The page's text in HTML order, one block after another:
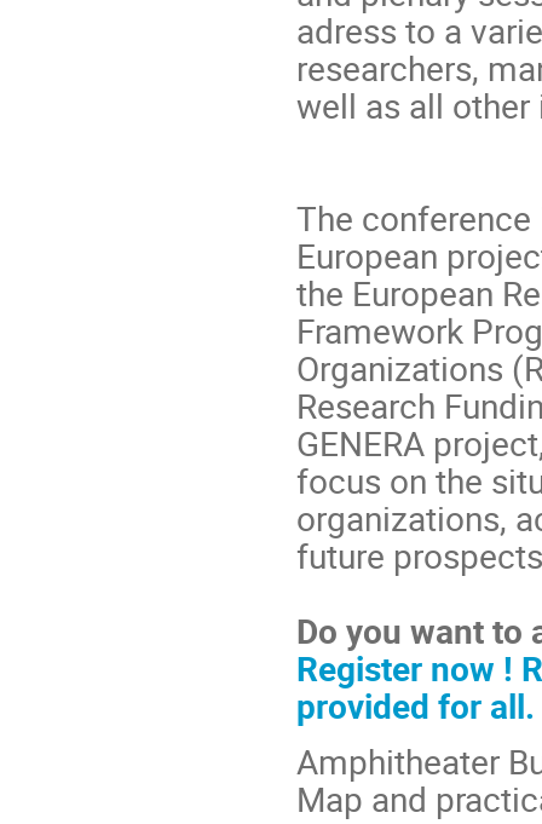
adress to a
researchers,
well as all
The
European
the European
Framework
Organizations
Research
GENERA
focus on the
organizations,
future
Do you want to
Register now !
provided for all.
Amphitheater
Map and